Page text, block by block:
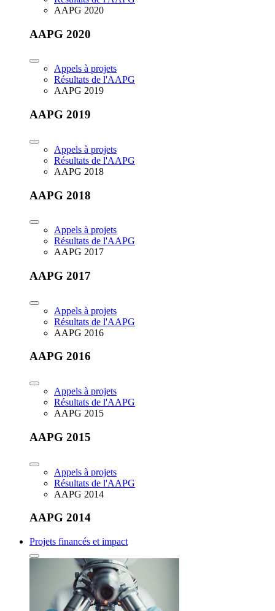
AAPG 2020
AAPG 2020
Appels à projets
Résultats de l'AAPG
AAPG 2019
AAPG 2019
Appels à projets
Résultats de l'AAPG
AAPG 2018
AAPG 2018
Appels à projets
Résultats de l'AAPG
AAPG 2017
AAPG 2017
Appels à projets
Résultats de l'AAPG
AAPG 2016
AAPG 2016
Appels à projets
Résultats de l'AAPG
AAPG 2015
AAPG 2015
Appels à projets
Résultats de l'AAPG
AAPG 2014
AAPG 2014
Projets financés et impact